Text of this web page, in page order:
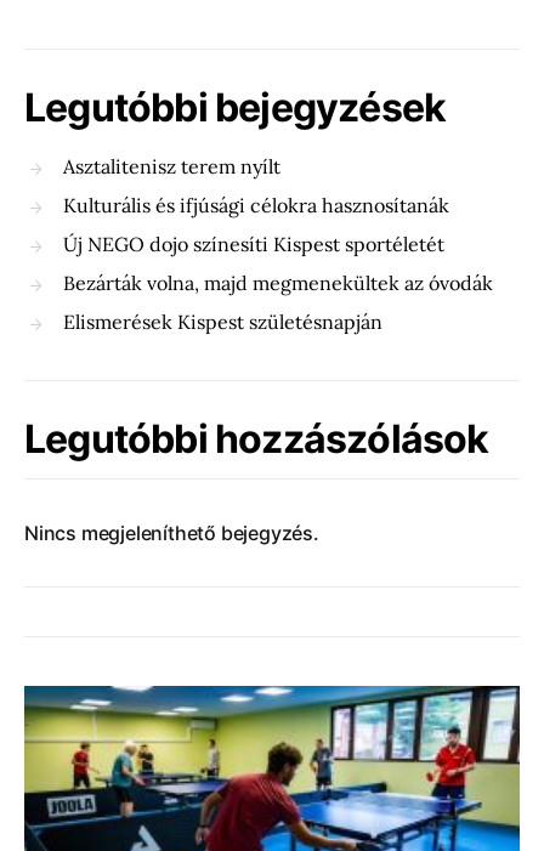
Legutóbbi bejegyzések
Asztalitenisz terem nyílt
Kulturális és ifjúsági célokra hasznosítanák
Új NEGO dojo színesíti Kispest sportéletét
Bezárták volna, majd megmenekültek az óvodák
Elismerések Kispest születésnapján
Legutóbbi hozzászólások
Nincs megjeleníthető bejegyzés.